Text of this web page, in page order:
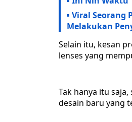
Viral Seorang
Melakukan
Selain itu, kesan
lenses yang
Tak hanya itu
desain baru yang